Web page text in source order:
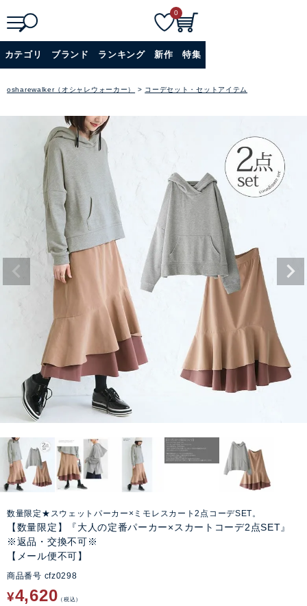
検索
0
カテゴリ ブランド ランキング 新作 特集
osharewalker（オシャレウォーカー） コーデセット・セットアイテム
数量限定★スウェットパーカー×ミモレスカート2点コーデSET。
【数量限定】『大人の定番パーカー×スカートコーデ2点SET』
※返品・交換不可※
【メール便不可】
商品番号 cfz0298
¥4,620 税込